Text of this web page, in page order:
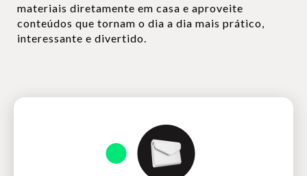
materiais diretamente em casa e aproveite
conteúdos que tornam o dia a dia mais prático,
interessante e divertido.